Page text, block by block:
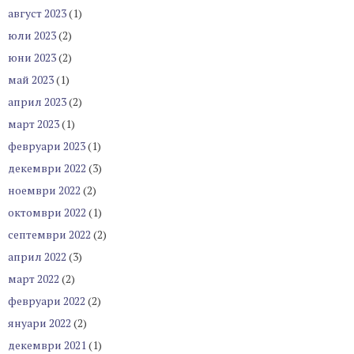
август 2023(1)
юли 2023(2)
юни 2023(2)
май 2023(1)
април 2023(2)
март 2023(1)
февруари 2023(1)
декември 2022 (3)
ноември 2022 (2)
октомври 2022 (1)
септември 2022 (2)
април 2022 (3)
март 2022 (2)
февруари 2022 (2)
януари 2022 (2)
декември 2021(1)